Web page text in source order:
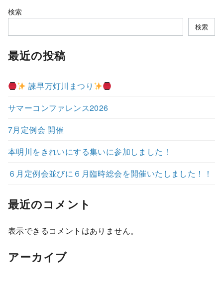
検索
検索
最近の投稿
諫早万灯川まつり
サマーコンファレンス2026
7月定例会 開催
本明川をきれいにする集いに参加しました！
６月定例会並びに６月臨時総会を開催いたしました！！
最近のコメント
表示できるコメントはありません。
アーカイブ